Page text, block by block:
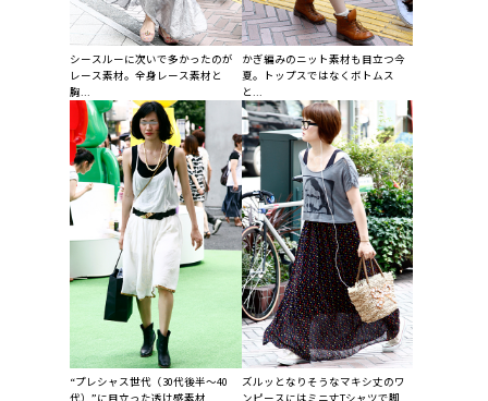
シースルーに次いで多かったのが
レース素材。全身レース素材と
胸...
かぎ編みのニット素材も目立つ今
夏。トップスではなくボトムス
と...
“プレシャス世代（30代後半〜40
ズルッとなりそうなマキシ丈のワ